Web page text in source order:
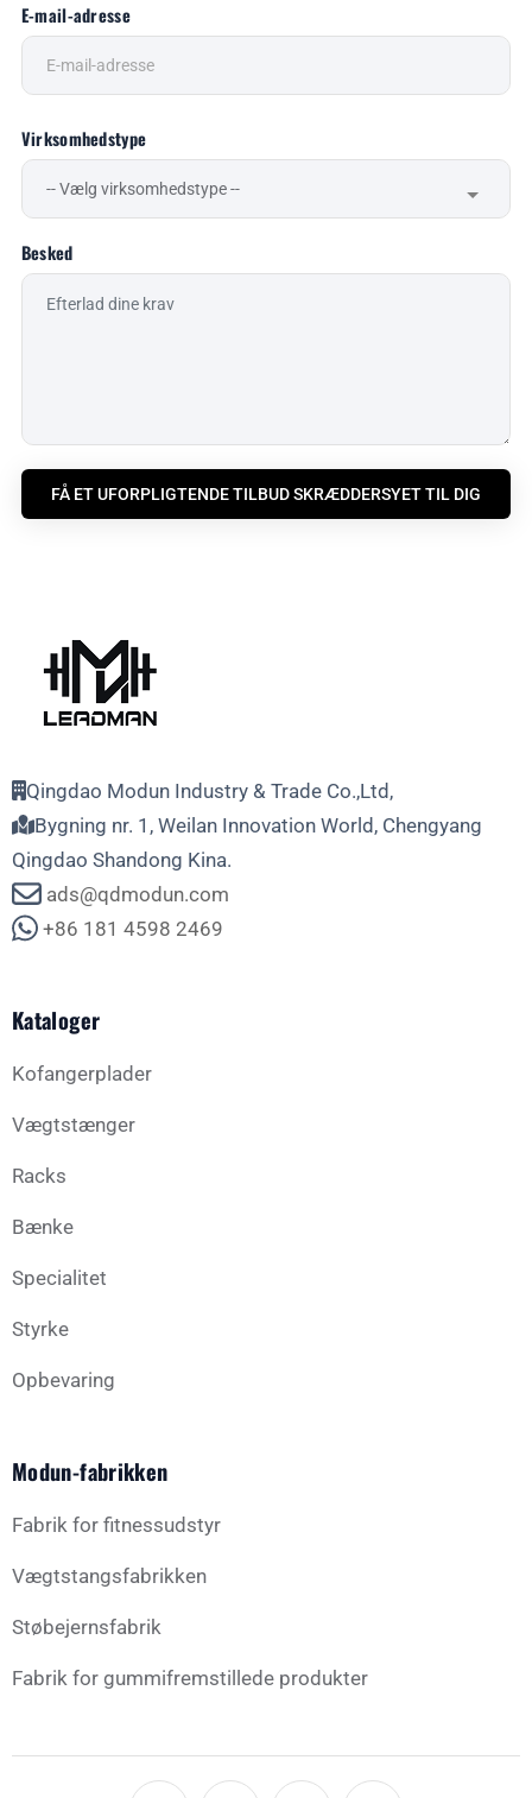
E-mail-adresse
Virksomhedstype
Besked
FÅ ET UFORPLIGTENDE TILBUD SKRÆDDERSYET TIL DIG
Qingdao Modun Industry & Trade Co.,Ltd,
Bygning nr. 1, Weilan Innovation World, Chengyang
Qingdao Shandong Kina.
ads@qdmodun.com
+86 181 4598 2469
Kataloger
Kofangerplader
Vægtstænger
Racks
Bænke
Specialitet
Styrke
Opbevaring
Modun-fabrikken
Fabrik for fitnessudstyr
Vægtstangsfabrikken
Støbejernsfabrik
Fabrik for gummifremstillede produkter